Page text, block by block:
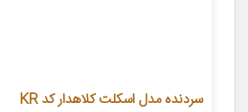
سردنده مدل اسکلت کلاهدار کد KR